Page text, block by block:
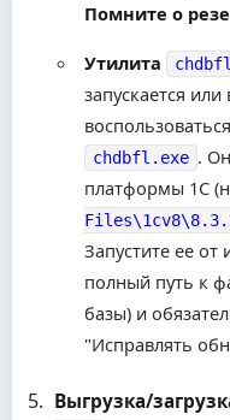
Помните о
Утилита
запускается
chdbfl.exe .
платформы 1С
Запустите ее
полный путь к
базы) и
"Исправлять
Выгрузка/